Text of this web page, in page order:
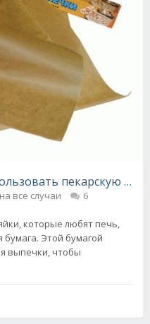
пекарскую
все случаи 6
которые любят печь,
бумага. Этой бумагой
выпечки, чтобы